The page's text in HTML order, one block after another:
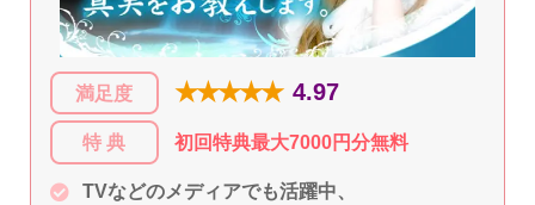
満足度 ★★★★★ 4.97
特 典 初回特典最大7000円分無料
TVなどのメディアでも活躍中、